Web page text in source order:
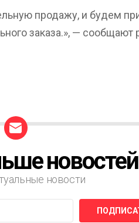
продажу, и будем
заказа.», — сообщают
новости